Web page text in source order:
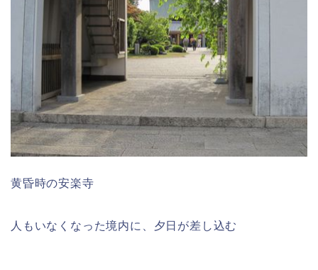
黄昏時の安楽寺
人もいなくなった境内に、夕日が差し込む